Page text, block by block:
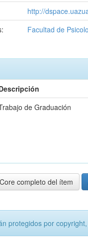
http://
Facultad de
de Graduación
completo del ítem
protegidos por